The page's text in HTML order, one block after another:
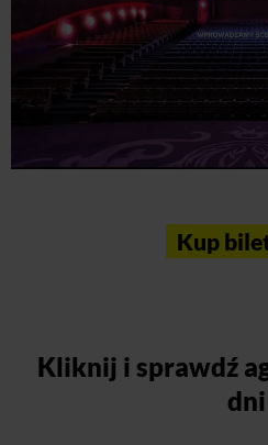
Kup
Kliknij i sprawdź
dni